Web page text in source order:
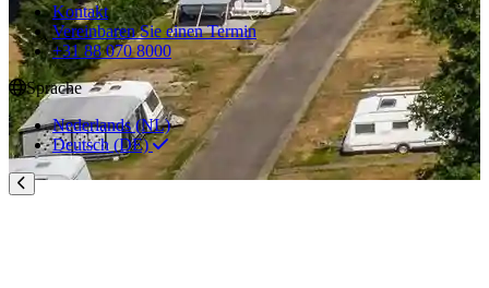
Kontakt
Vereinbaren Sie einen Termin
+31 88 070 8000
Sprache
Nederlands (NL)
Deutsch (DE)